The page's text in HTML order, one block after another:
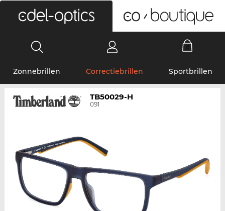
Zonnebrillen Correctiebrillen Sportbrillen
TB50029-H
091